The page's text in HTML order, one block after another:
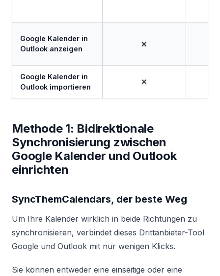
Google Kalender in
Outlook anzeigen
❌
Google Kalender in
Outlook importieren
❌
Methode 1: Bidirektionale
Synchronisierung zwischen
Google Kalender und Outlook
einrichten
SyncThemCalendars, der beste Weg
Um Ihre Kalender wirklich in beide Richtungen zu
synchronisieren, verbindet dieses Drittanbieter-Tool
Google und Outlook mit nur wenigen Klicks.
Sie können entweder eine einseitige oder eine